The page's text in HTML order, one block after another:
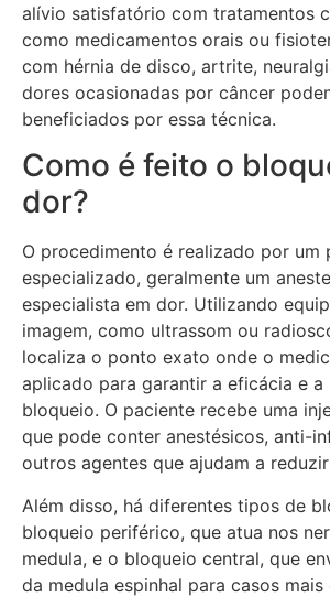
alívio satisfatório com tratamentos
como medicamentos orais ou
com hérnia de disco, artrite,
dores ocasionadas por câncer
beneficiados por essa técnica.
Como é feito o
dor?
O procedimento é realizado por um
especializado, geralmente um
especialista em dor. Utilizando
imagem, como ultrassom ou
localiza o ponto exato onde o
aplicado para garantir a eficácia e a
bloqueio. O paciente recebe uma
que pode conter anestésicos, anti-
outros agentes que ajudam a
Além disso, há diferentes tipos de
bloqueio periférico, que atua nos
medula, e o bloqueio central, que
da medula espinhal para casos mais